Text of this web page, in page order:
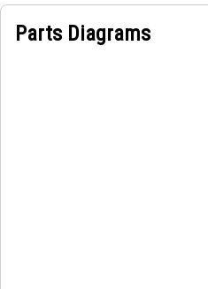
Parts Diagrams